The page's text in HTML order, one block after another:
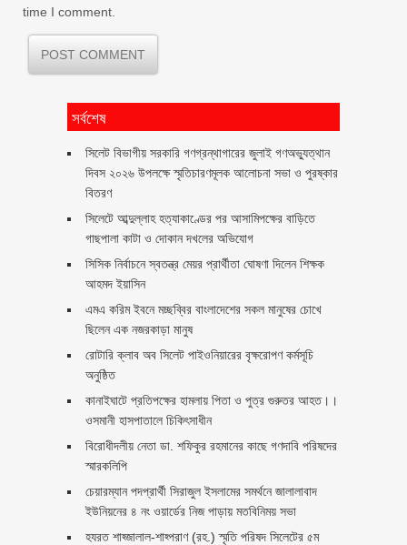
time I comment.
সর্বশেষ
সিলেট বিভাগীয় সরকারি গণগ্রন্থাগারের জুলাই গণঅভ্যুত্থান
দিবস ২০২৬ উপলক্ষে স্মৃতিচারণমূলক আলোচনা সভা ও পুরষ্কার
বিতরণ ‎ ‎
সিলেটে আব্দুল্লাহ হত্যাকাণ্ডের পর আসামিপক্ষের বাড়িতে
গাছপালা কাটা ও দোকান দখলের অভিযোগ
সিসিক নির্বাচনে স্বতন্ত্র মেয়র প্রার্থীতা ঘোষণা দিলেন শিক্ষক
আহমদ ইয়াসিন
এমএ করিম ইবনে মচ্ছব্বির বাংলাদেশের সকল মানুষের চোখে
ছিলেন এক নজরকাড়া মানুষ ‎
রোটারি ক্লাব অব সিলেট পাইওনিয়ারের বৃক্ষরোপণ কর্মসূচি
অনুষ্ঠিত
কানাইঘাটে প্রতিপক্ষের হামলায় পিতা ও পুত্র গুরুতর আহত।।
ওসমানী হাসপাতালে চিকিৎসাধীন
বিরোধীদলীয় নেতা ডা. শফিকুর রহমানের কাছে গণদাবি পরিষদের
স্মারকলিপি ‎
চেয়ারম্যান পদপ্রার্থী সিরাজুল ইসলামের সমর্থনে জালালাবাদ
ইউনিয়নের ৪ নং ওয়ার্ডের নিজ পাড়ায় মতবিনিময় সভা
হযরত শাহ্জালাল-শাহ্পরাণ (রহ.) স্মৃতি পরিষদ সিলেটের ৫ম